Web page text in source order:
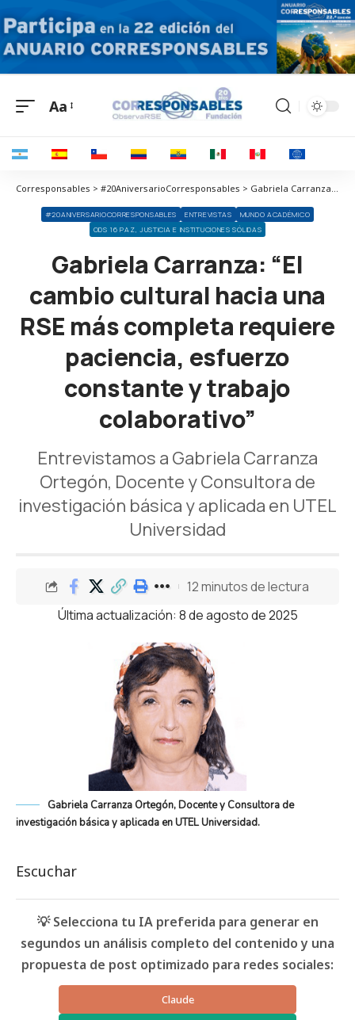
Aa
Corresponsables > #20AniversarioCorresponsables > Gabriela Carranza: “El cambio cultural hacia una RSE más completa requiere paciencia, esfuerzo constante y trabajo colaborativo”
#20ANIVERSARIOCORRESPONSABLES ENTREVISTAS
MUNDO ACADÉMICO
ODS 16 PAZ, JUSTICIA E INSTITUCIONES SÓLIDAS
Gabriela Carranza: “El
cambio cultural hacia una
RSE más completa requiere
paciencia, esfuerzo
constante y trabajo
colaborativo”
Entrevistamos a Gabriela Carranza
Ortegón, Docente y Consultora de
investigación básica y aplicada en UTEL
Universidad
Última actualización: 8 de agosto de 2025
12 minutos de lectura
Gabriela Carranza Ortegón, Docente y Consultora de
investigación básica y aplicada en UTEL Universidad.
Escuchar
💡 Selecciona tu IA preferida para generar en
segundos un análisis completo del contenido y una
propuesta de post optimizado para redes sociales:
Claude